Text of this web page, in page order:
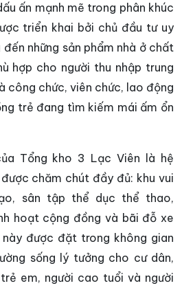
ấn mạnh mẽ trong phân khúc
triển khai bởi chủ đầu tư uy
những sản phẩm nhà ở chất
hợp cho người thu nhập trung
công chức, viên chức, lao động
trẻ đang tìm kiếm mái ấm ổn
Tổng kho 3 Lạc Viên là hệ
chăm chút đầy đủ: khu vui
sân tập thể dục thể thao,
hoạt cộng đồng và bãi đỗ xe
được đặt trong không gian
sống lý tưởng cho cư dân,
em, người cao tuổi và người